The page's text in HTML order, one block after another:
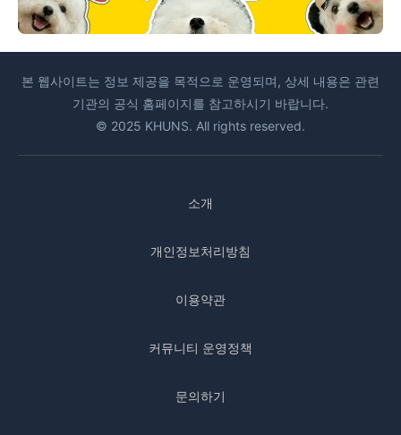
본 웹사이트는 정보 제공을 목적으로 운영되며, 상세 내용은 관련
기관의 공식 홈페이지를 참고하시기 바랍니다.
© 2025 KHUNS. All rights reserved.
소개
개인정보처리방침
이용약관
커뮤니티 운영정책
문의하기